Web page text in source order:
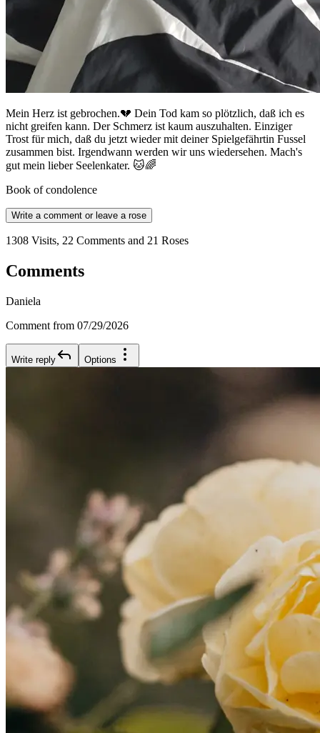
Mein Herz ist gebrochen.💔 Dein Tod kam so plötzlich, daß ich es
nicht greifen kann. Der Schmerz ist kaum auszuhalten. Einziger
Trost für mich, daß du jetzt wieder mit deiner Spielgefährtin Fussel
zusammen bist. Irgendwann werden wir uns wiedersehen. Mach's
gut mein lieber Seelenkater. 🐱🌈
Book of condolence
Write a comment or leave a rose
1308 Visits, 22 Comments and 21 Roses
Comments
Daniela
Comment from 07/29/2026
Write reply Options